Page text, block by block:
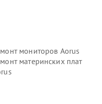
мониторов Aorus
материнских плат